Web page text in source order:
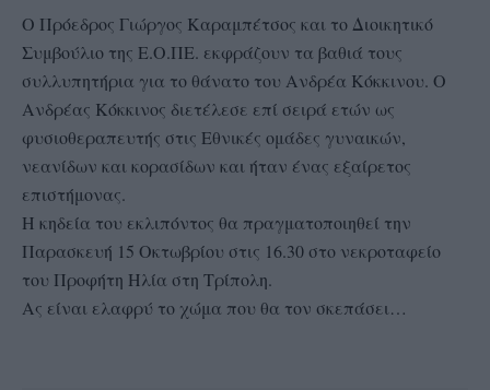
Ο Πρόεδρος Γιώργος Καραμπέτσος και το Διοικητικό
Συμβούλιο της Ε.Ο.ΠΕ. εκφράζουν τα βαθιά τους
συλλυπητήρια για το θάνατο του Ανδρέα Κόκκινου. Ο
Ανδρέας Κόκκινος διετέλεσε επί σειρά ετών ως
φυσιοθεραπευτής στις Εθνικές ομάδες γυναικών,
νεανίδων και κορασίδων και ήταν ένας εξαίρετος
επιστήμονας.
Η κηδεία του εκλιπόντος θα πραγματοποιηθεί την
Παρασκευή 15 Οκτωβρίου στις 16.30 στο νεκροταφείο
του Προφήτη Ηλία στη Τρίπολη.
Ας είναι ελαφρύ το χώμα που θα τον σκεπάσει…